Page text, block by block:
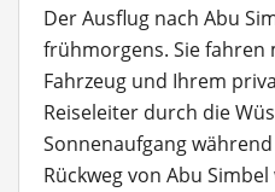
Der Ausflug nach Abu
frühmorgens. Sie fahren
Fahrzeug und Ihrem
Reiseleiter durch die
Sonnenaufgang
Rückweg von Abu